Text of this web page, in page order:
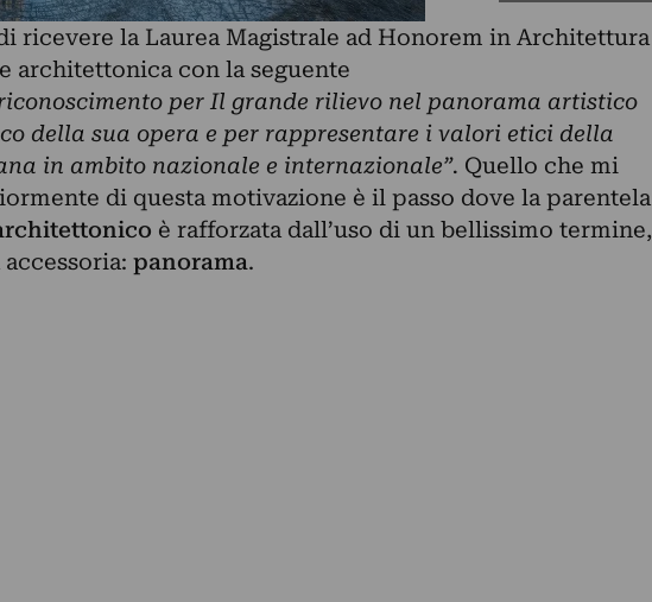
ricevere la Laurea Magistrale ad Honorem in Architettura
architettonica con la seguente
per Il grande rilievo nel panorama artistico
della sua opera e per rappresentare i valori etici della
in ambito nazionale e internazionale”. Quello che mi
di questa motivazione è il passo dove la parentela
è rafforzata dall’uso di un bellissimo termine,
accessoria: panorama.